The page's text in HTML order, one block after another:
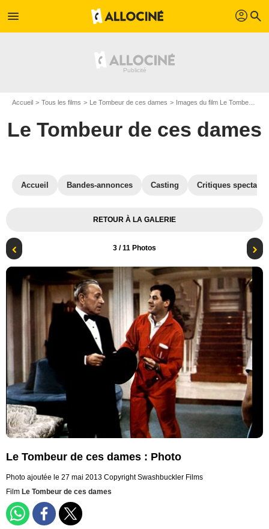
menu profil search
Accueil Tous les films Le Tombeur de ces dames Images du film Le Tombeur de ces dames
Le Tombeur de ces dames
Accueil Bandes-annonces Casting Critiques
RETOUR À LA GALERIE
3 / 11 Photos
Le Tombeur de ces dames : Photo
Photo ajoutée le 27 mai 2013 Copyright Swashbuckler Films
Film Le Tombeur de ces dames